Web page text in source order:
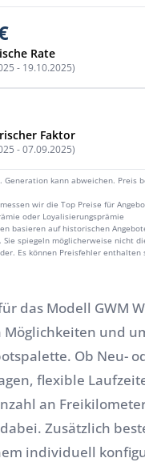
Rate
- 19.10.2025)
Faktor
- 07.09.2025)
Generation kann abweichen. Preis
wir die Top Preise für
oder Loyalisierungsprämie
basieren auf historischen
Sie spiegeln möglicherweise nicht
Es können Preisfehler
das Modell GWM
Möglichkeiten und
Ob Neu-
flexible
an
Zusätzlich
individuell